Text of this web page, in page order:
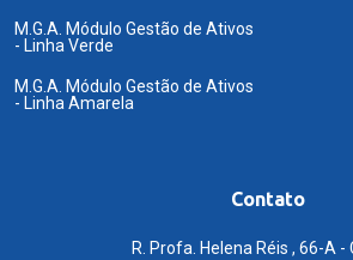
M.G.A. Módulo Gestão de Ativos
- Linha Verde
M.G.A. Módulo Gestão de Ativos
- Linha Amarela
Contato
R. Profa. Helena Réis , 66-A -